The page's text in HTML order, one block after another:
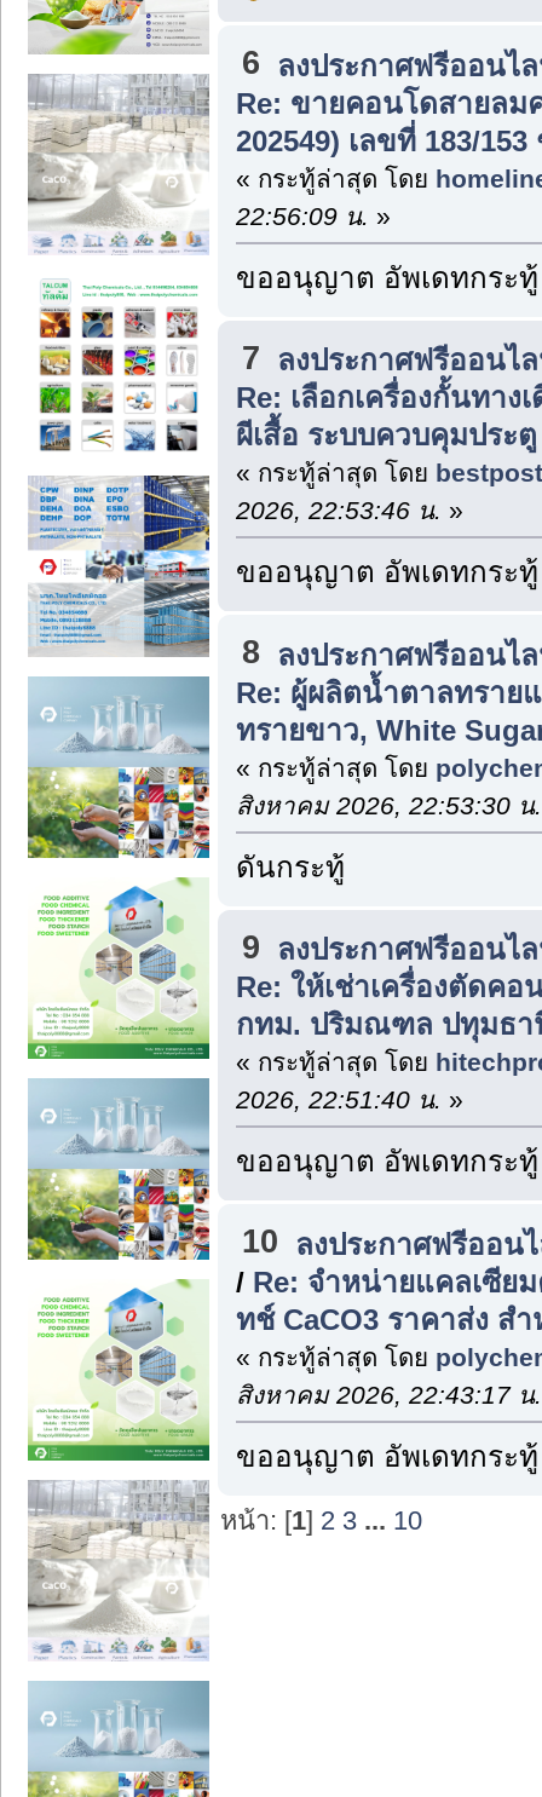
6
ลงประกาศฟรีออนไ
Re: ขายคอนโดสายลม
202549) เลขที่ 183/
« กระทู้ล่าสุด โดย
22:56:09 น. »
ขออนุญาต อัพเดทกระทู้
7
ลงประกาศฟรีออนไ
Re: เลือกเครื่องกั้นทาง
ผีเสื้อ ระบบควบคุมประตู
« กระทู้ล่าสุด โดย
2026, 22:53:46 น. »
ขออนุญาต อัพเดทกระทู้
8 ลงประกาศฟรีออนไ
Re: ผู้ผลิตน้ำตาลทราย
ทรายขาว, White
« กระทู้ล่าสุด โดย
สิงหาคม 2026, 22:53:30 น.
ดันกระทู้
9
ลงประกาศฟรีออนไ
Re: ให้เช่าเครื่องตัดคอ
กทม. ปริมณฑล ปทุมธา
« กระทู้ล่าสุด โดย
2026, 22:51:40 น. »
ขออนุญาต อัพเดทกระทู้
10
ลงประกาศฟรีออน
/ Re: จำหน่ายแคลเซีย
ทช์ CaCO3 ราคาส่ง ส
« กระทู้ล่าสุด โดย
สิงหาคม 2026, 22:43:17 น.
ขออนุญาต อัพเดทกระทู้
หน้า: [1] 2 3 ... 10